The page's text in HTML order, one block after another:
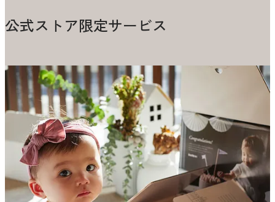
公式ストア限定サービス